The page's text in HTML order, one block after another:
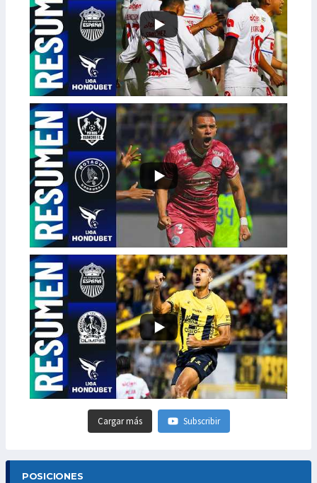
Cargar más Subscribir
POSICIONES